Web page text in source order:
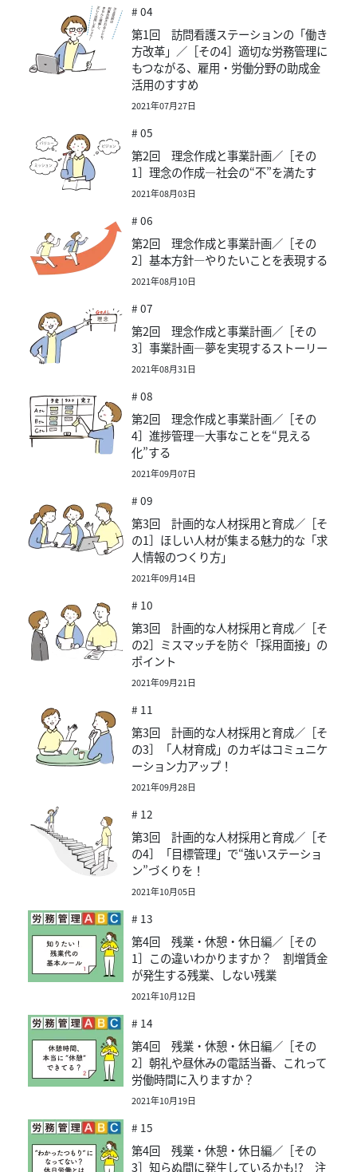
# 04
第1回 訪問看護ステーションの「働き
方改革」／［その4］適切な労務管理に
もつながる、雇用・労働分野の助成金
活用のすすめ
2021年07月27日
# 05
第2回 理念作成と事業計画／［その
1］理念の作成―社会の“不”を満たす
2021年08月03日
# 06
第2回 理念作成と事業計画／［その
2］基本方針―やりたいことを表現する
2021年08月10日
# 07
第2回 理念作成と事業計画／［その
3］事業計画―夢を実現するストーリー
2021年08月31日
# 08
第2回 理念作成と事業計画／［その
4］進捗管理―大事なことを“見える
化”する
2021年09月07日
# 09
第3回 計画的な人材採用と育成／［そ
の1］ほしい人材が集まる魅力的な「求
人情報のつくり方」
2021年09月14日
# 10
第3回 計画的な人材採用と育成／［そ
の2］ミスマッチを防ぐ「採用面接」の
ポイント
2021年09月21日
# 11
第3回 計画的な人材採用と育成／［そ
の3］「人材育成」のカギはコミュニケ
ーション力アップ！
2021年09月28日
# 12
第3回 計画的な人材採用と育成／［そ
の4］「目標管理」で“強いステーショ
ン”づくりを！
2021年10月05日
# 13
第4回 残業・休憩・休日編／［その
1］この違いわかりますか？ 割増賃金
が発生する残業、しない残業
2021年10月12日
# 14
第4回 残業・休憩・休日編／［その
2］朝礼や昼休みの電話当番、これって
労働時間に入りますか？
2021年10月19日
# 15
第4回 残業・休憩・休日編／［その
3］知らぬ間に発生しているかも!? 注